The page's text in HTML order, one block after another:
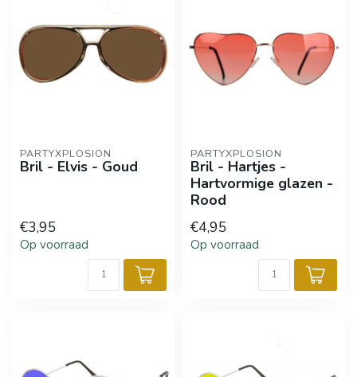
PARTYXPLOSION
Bril - Elvis - Goud
€3,95
Op voorraad
PARTYXPLOSION
Bril - Hartjes -
Hartvormige glazen -
Rood
€4,95
Op voorraad